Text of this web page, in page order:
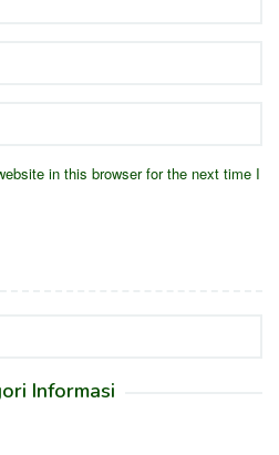
in this browser for the next time I
Informasi